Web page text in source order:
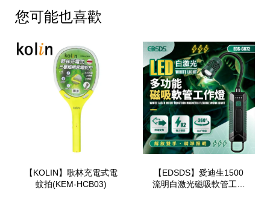
您可能也喜歡
【KOLIN】歌林充電式電
蚊拍(KEM-HCB03)
【EDSDS】愛迪生1500
流明白激光磁吸軟管工作